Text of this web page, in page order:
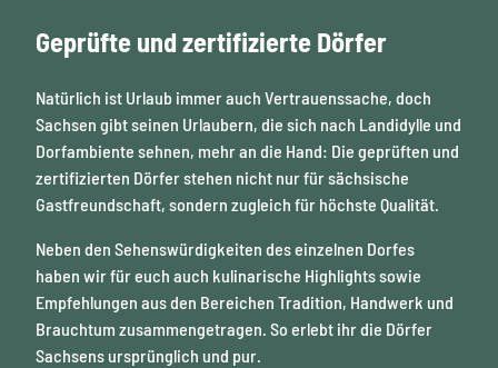
Geprüfte und zertifizierte Dörfer
Natürlich ist Urlaub immer auch Vertrauenssache, doch
Sachsen gibt seinen Urlaubern, die sich nach Landidylle und
Dorfambiente sehnen, mehr an die Hand: Die geprüften und
zertifizierten Dörfer stehen nicht nur für sächsische
Gastfreundschaft, sondern zugleich für höchste Qualität.
Neben den Sehenswürdigkeiten des einzelnen Dorfes
haben wir für euch auch kulinarische Highlights sowie
Empfehlungen aus den Bereichen Tradition, Handwerk und
Brauchtum zusammengetragen. So erlebt ihr die Dörfer
Sachsens ursprünglich und pur.